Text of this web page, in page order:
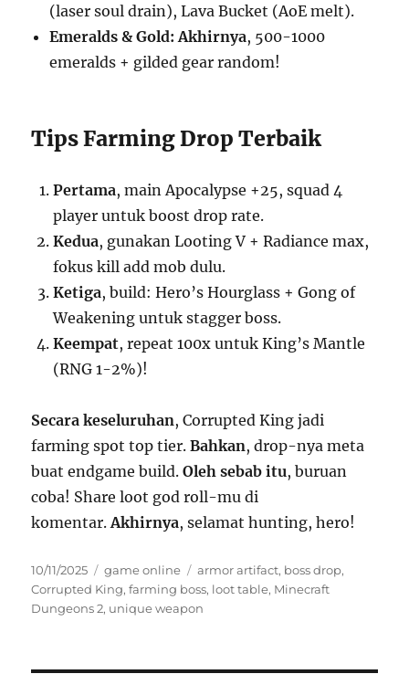
(laser soul drain), Lava Bucket (AoE melt).
Emeralds & Gold: Akhirnya, 500-1000
emeralds + gilded gear random!
Tips Farming Drop Terbaik
Pertama, main Apocalypse +25, squad 4
player untuk boost drop rate.
Kedua, gunakan Looting V + Radiance max,
fokus kill add mob dulu.
Ketiga, build: Hero’s Hourglass + Gong of
Weakening untuk stagger boss.
Keempat, repeat 100x untuk King’s Mantle
(RNG 1-2%)!
Secara keseluruhan, Corrupted King jadi
farming spot top tier.Bahkan, drop-nya meta
buat endgame build.Oleh sebab itu, buruan
coba! Share loot god roll-mu di
komentar.Akhirnya, selamat hunting, hero!
Posted
on
10/11/2025 Categories
game online Tags
armor artifact, boss drop,
Corrupted King,farming boss, loot table, Minecraft
Dungeons 2, unique weapon